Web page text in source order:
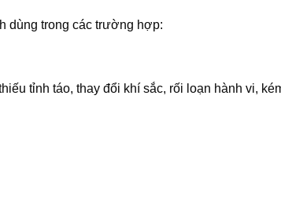
dùng trong các trường hợp:
tỉnh táo, thay đổi khí sắc, rối loạn hành vi,